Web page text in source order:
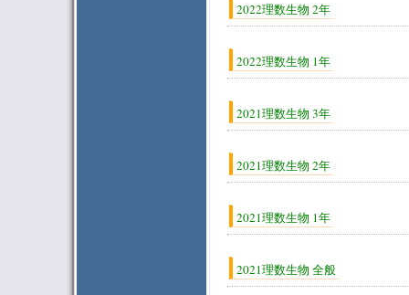
2022理数生物 2年
2022理数生物 1年
2021理数生物 3年
2021理数生物 2年
2021理数生物 1年
2021理数生物 全般